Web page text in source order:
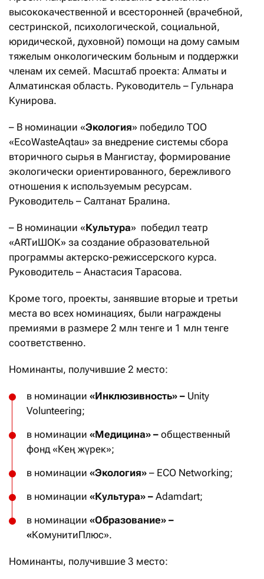
высококачественной и всесторонней (врачебной,
сестринской, психологической, социальной,
юридической, духовной) помощи на дому самым
тяжелым онкологическим больным и поддержки
членам их семей. Масштаб проекта: Алматы и
Алматинская область. Руководитель – Гульнара
Кунирова.
– В номинации «Экология» победило ТОО
«EcoWasteAqtau» за внедрение системы сбора
вторичного сырья в Мангистау, формирование
экологически ориентированного, бережливого
отношения к используемым ресурсам.
Руководитель – Салтанат Бралина.
– В номинации «Культура» победил театр
«ARTиШОК» за создание образовательной
программы актерско-режиссерского курса.
Руководитель – Анастасия Тарасова.
Кроме того, проекты, занявшие вторые и третьи
места во всех номинациях, были награждены
премиями в размере 2 млн тенге и 1 млн тенге
соответственно.
Номинанты, получившие 2 место:
в номинации «Инклюзивность» – Unity
Volunteering;
в номинации «Медицина» – общественный
фонд «Кең жүрек»;
в номинации «Экология» – ECO Networking;
в номинации «Культура» – Adamdart;
в номинации «Образование» –
«КомунитиПлюс».
Номинанты, получившие 3 место: